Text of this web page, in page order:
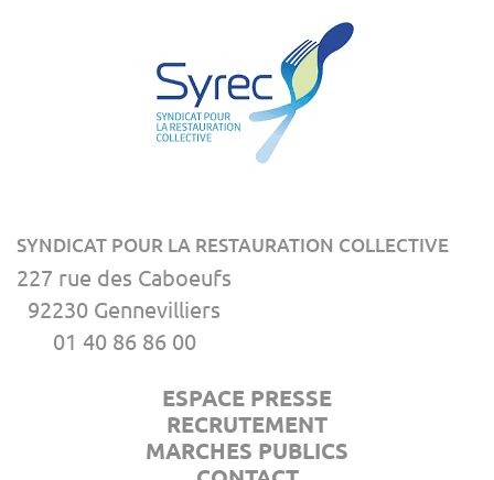
SYNDICAT POUR LA RESTAURATION COLLECTIVE
227 rue des Caboeufs
92230 Gennevilliers
01 40 86 86 00
ESPACE PRESSE
RECRUTEMENT
MARCHES PUBLICS